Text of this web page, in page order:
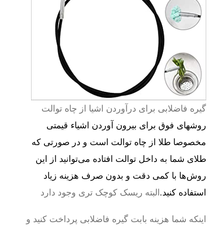
گیره فاضلابی برای درآوردن اشیا از چاه توالت
روشهای فوق برای بیرون آوردن اشیاء قیمتی
مخصوصا طلا از چاه توالت است و در صورتی که
طلای شما به داخل توالت افتاده می‌توانید از این
روش‌ها با کمی دقت و بدون صرف هزینه زیاد
استفاده کنید.البته ریسک کوچک تری وجود دارد
اینکه شما هزینه بابت گیره فاضلابی پرداخت کنید و